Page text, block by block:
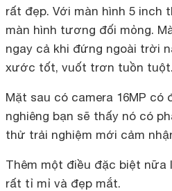
rất đẹp. Với màn hình 5 inch
màn hình tương đối mỏng.
ngay cả khi đứng ngoài trời
xước tốt, vuốt trơn tuồn
Mặt sau có camera 16MP có
nghiêng bạn sẽ thấy nó có
thử trải nghiệm mới cảm
Thêm một điều đặc biệt nữa
rất tỉ mỉ và đẹp mắt.